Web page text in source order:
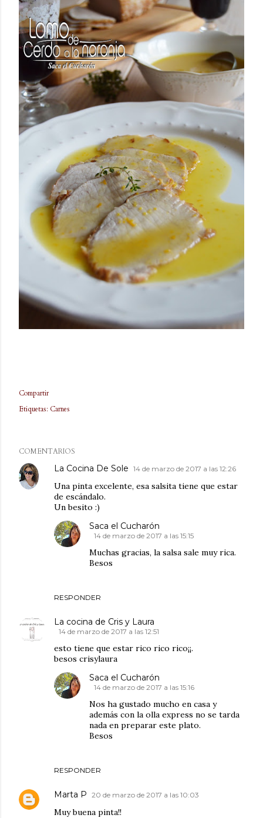
Compartir
Etiquetas: Carnes
COMENTARIOS
La Cocina De Sole 14 de marzo de 2017 a las 12:26
Una pinta excelente, esa salsita tiene que estar
de escándalo.
Un besito :)
RESPONDER
Saca el Cucharón
14 de marzo de 2017 a las 15:15
Muchas gracias, la salsa sale muy rica.
Besos
La cocina de Cris y Laura
14 de marzo de 2017 a las 12:51
esto tiene que estar rico rico rico¡¡.
besos crisylaura
RESPONDER
Saca el Cucharón
14 de marzo de 2017 a las 15:16
Nos ha gustado mucho en casa y
además con la olla express no se tarda
nada en preparar este plato.
Besos
Marta P 20 de marzo de 2017 a las 10:03
Muy buena pinta!!